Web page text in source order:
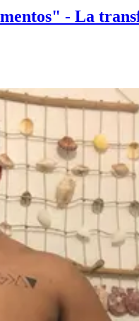
- La